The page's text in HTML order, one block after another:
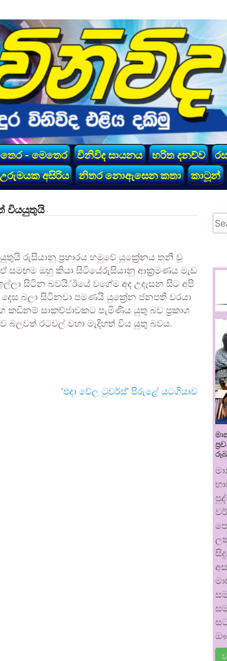
- මෙතෙර විනිවිද සායනය හරිත දනව්ව
උරුමයක අසිරිය නිතර නොඇසෙන කතා කාටූන්
වියයුතුයි
රුසියානු ප්‍රහාරය හමුවේ යුක්‍රේනය තනි වූ
සමඟම ඔහු කියා සිටියේරුසියානු ආක්‍රමණය මැඩ
සිටින බවයි.”ඊයේ වගේම අද උදෑසන සිට අපි
බලා සිටිනවා පමණයි යුක්‍රේන ජනපති වරයා
සාකච්ජාවකට පැමිණිය යුතු බව ප්‍රකාශ
බලවත් රටවල් වහා මැදිහත් විය යුතු බවය.
‘එදා වේල ටුවර්ස්’ පිරුළේ යටගියාව